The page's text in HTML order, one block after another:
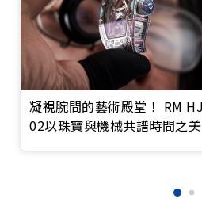
凝視腕間的藝術殿堂！ RM HJ-
02以珠寶與機械共譜時間之美